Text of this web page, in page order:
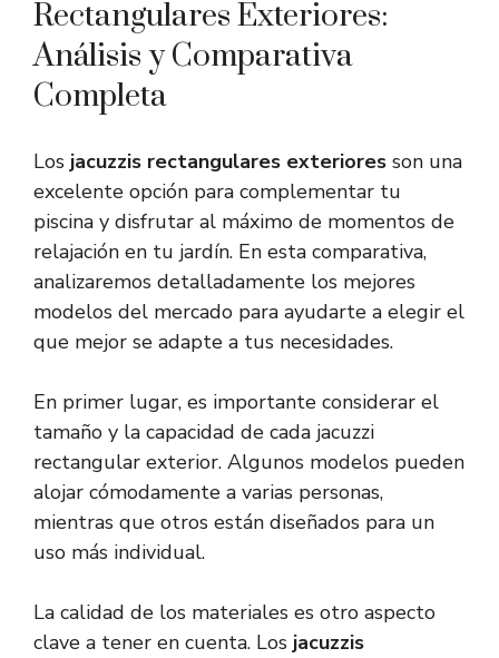
Rectangulares Exteriores:
Análisis y Comparativa
Completa
Los jacuzzis rectangulares exteriores son una
excelente opción para complementar tu
piscina y disfrutar al máximo de momentos de
relajación en tu jardín. En esta comparativa,
analizaremos detalladamente los mejores
modelos del mercado para ayudarte a elegir el
que mejor se adapte a tus necesidades.
En primer lugar, es importante considerar el
tamaño y la capacidad de cada jacuzzi
rectangular exterior. Algunos modelos pueden
alojar cómodamente a varias personas,
mientras que otros están diseñados para un
uso más individual.
La calidad de los materiales es otro aspecto
clave a tener en cuenta. Los jacuzzis